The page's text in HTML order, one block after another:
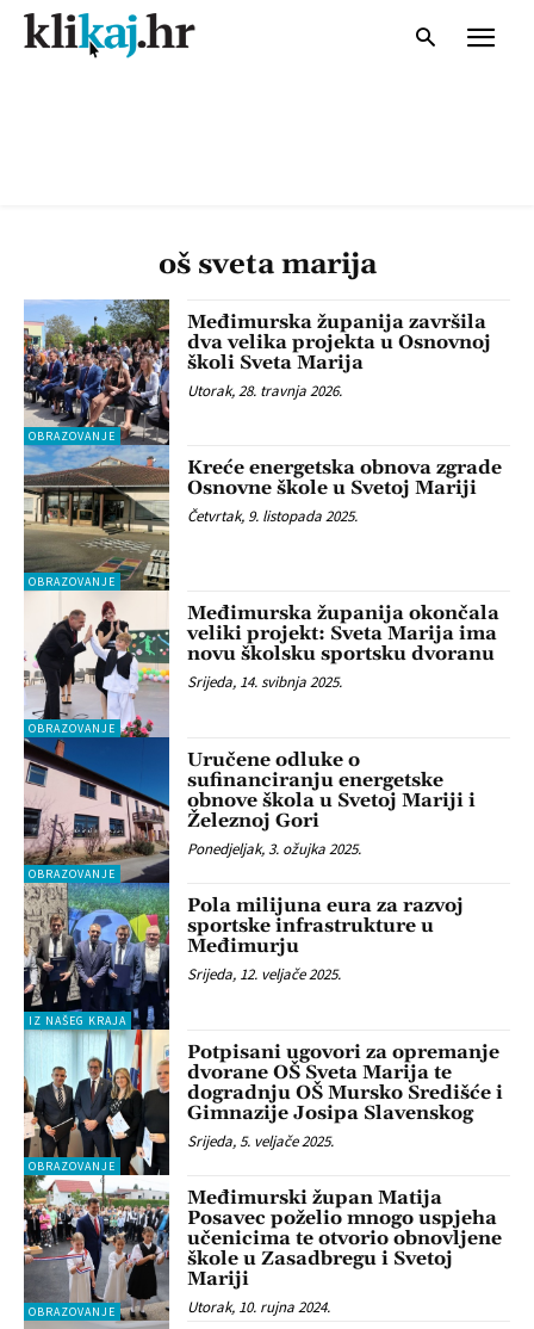
oš sveta marija
OBRAZOVANJE
Međimurska županija završila
dva velika projekta u Osnovnoj
školi Sveta Marija
Utorak, 28. travnja 2026.
OBRAZOVANJE
Kreće energetska obnova zgrade
Osnovne škole u Svetoj Mariji
Četvrtak, 9. listopada 2025.
OBRAZOVANJE
Međimurska županija okončala
veliki projekt: Sveta Marija ima
novu školsku sportsku dvoranu
Srijeda, 14. svibnja 2025.
OBRAZOVANJE
Uručene odluke o
sufinanciranju energetske
obnove škola u Svetoj Mariji i
Železnoj Gori
Ponedjeljak, 3. ožujka 2025.
IZ NAŠEG KRAJA
Pola milijuna eura za razvoj
sportske infrastrukture u
Međimurju
Srijeda, 12. veljače 2025.
OBRAZOVANJE
Potpisani ugovori za opremanje
dvorane OŠ Sveta Marija te
dogradnju OŠ Mursko Središće i
Gimnazije Josipa Slavenskog
Srijeda, 5. veljače 2025.
OBRAZOVANJE
Međimurski župan Matija
Posavec poželio mnogo uspjeha
učenicima te otvorio obnovljene
škole u Zasadbregu i Svetoj
Mariji
Utorak, 10. rujna 2024.